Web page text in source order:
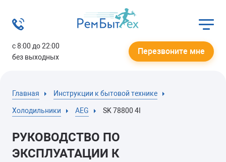
с 8:00 до 22:00
без выходных
Перезвоните мне
Главная Инструкции к бытовой технике
Холодильники AEG SK 78800 4I
РУКОВОДСТВО ПО
ЭКСПЛУАТАЦИИ К